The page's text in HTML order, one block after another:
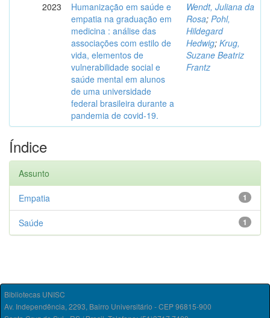
2023
Humanização em saúde e
empatia na graduação em
medicina : análise das
associações com estilo de
vida, elementos de
vulnerabilidade social e
saúde mental em alunos
de uma universidade
federal brasileira durante a
pandemia de covid-19.
Wendt, Juliana da
Rosa; Pohl,
Hildegard
Hedwig; Krug,
Suzane Beatriz
Frantz
Índice
Assunto
1
Empatia
1
Saúde
Bibliotecas UNISC
Av. Independência, 2293, Bairro Universitário - CEP 96815-900